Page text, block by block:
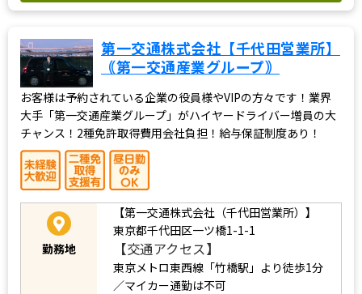
第一交通株式会社【千代田営業所】
｟第一交通産業グループ｠
お客様は予約されている企業の役員様やVIPの方々です！業界
大手「第一交通産業グループ」がハイヤードライバー増員の大
チャンス！2種免許取得費用会社負担！給与保証制度あり！
勤務地
【第一交通株式会社（千代田営業所）】
東京都千代田区一ツ橋1-1-1
【交通アクセス】
東京メトロ東西線「竹橋駅」より徒歩1分
／マイカー通勤は不可